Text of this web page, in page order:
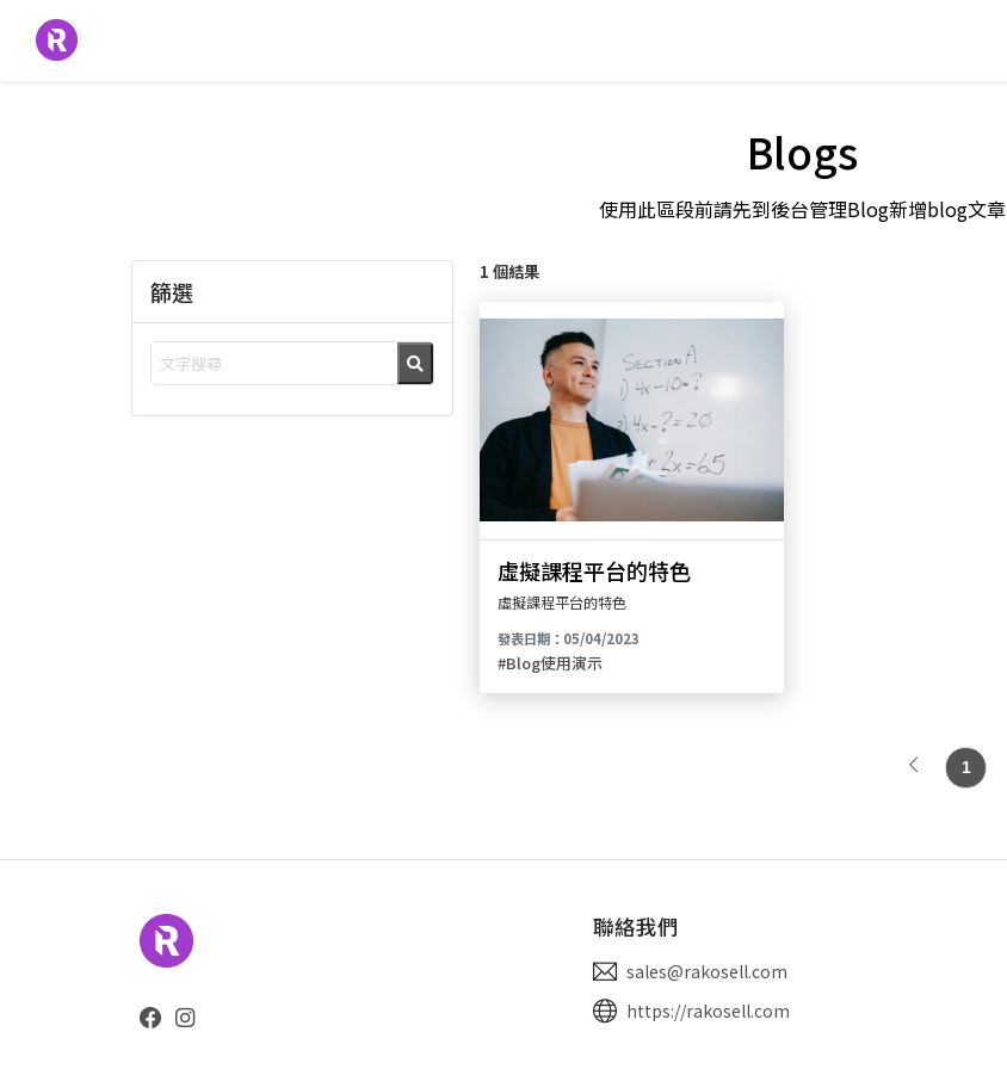
Blogs
使用此區段前請先到後台管理Blog新增blog文章
篩選
1 個結果
虛擬課程平台的特色
虛擬課程平台的特色
發表日期：05/04/2023
#Blog使用演示
1
聯絡我們
sales@rakosell.com
https://rakosell.com